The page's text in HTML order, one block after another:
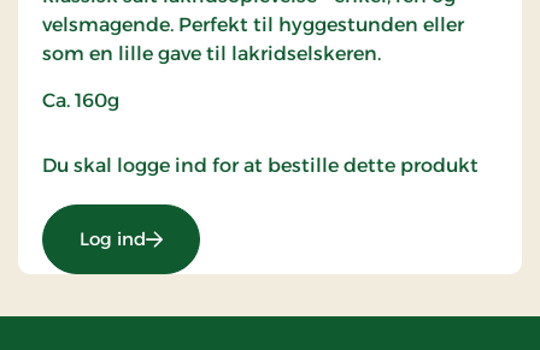
velsmagende. Perfekt til hyggestunden eller
som en lille gave til lakridselskeren.
Ca. 160g
Du skal logge ind for at bestille dette produkt
Log ind